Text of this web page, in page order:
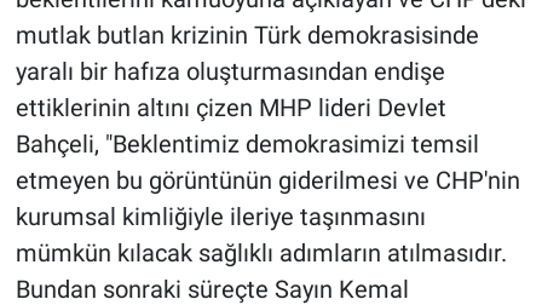
mutlak butlan krizinin Türk demokrasisinde
yaralı bir hafıza oluşturmasından endişe
ettiklerinin altını çizen MHP lideri Devlet
Bahçeli, "Beklentimiz demokrasimizi temsil
etmeyen bu görüntünün giderilmesi ve CHP'nin
kurumsal kimliğiyle ileriye taşınmasını
mümkün kılacak sağlıklı adımların atılmasıdır.
Bundan sonraki süreçte Sayın Kemal